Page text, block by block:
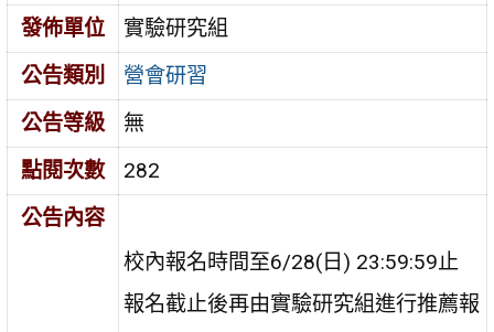
發佈單位
實驗研究組
公告類別
營會研習
公告等級
無
點閱次數
282
公告內容
校內報名時間至6/28(日) 23:59:59止
報名截止後再由實驗研究組進行推薦報